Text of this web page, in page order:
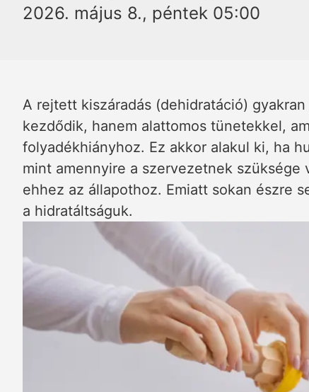
2026. május 8., péntek 05:00
A rejtett kiszáradás (dehidratáció)
kezdődik, hanem alattomos tünetekkel,
folyadékhiányhoz. Ez akkor alakul ki, ha
mint amennyire a szervezetnek
ehhez az állapothoz. Emiatt sokan észre
a hidratáltságuk.